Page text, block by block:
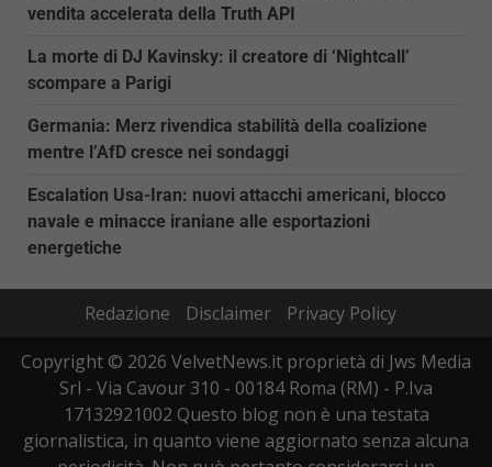
vendita accelerata della Truth API
La morte di DJ Kavinsky: il creatore di ‘Nightcall’
scompare a Parigi
Germania: Merz rivendica stabilità della coalizione
mentre l’AfD cresce nei sondaggi
Escalation Usa-Iran: nuovi attacchi americani, blocco
navale e minacce iraniane alle esportazioni
energetiche
Redazione Disclaimer
Privacy Policy
Copyright © 2026 VelvetNews.it proprietà di Jws Media
Srl - Via Cavour 310 - 00184 Roma (RM) - P.Iva
17132921002 Questo blog non è una testata
giornalistica, in quanto viene aggiornato senza alcuna